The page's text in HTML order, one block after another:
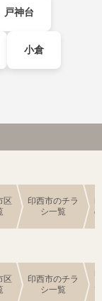
戸神台
小倉
区
印西市のチラ
シ一覧
区
印西市のチラ
シ一覧